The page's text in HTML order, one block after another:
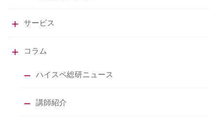
サービス
コラム
ハイスペ総研ニュース
講師紹介